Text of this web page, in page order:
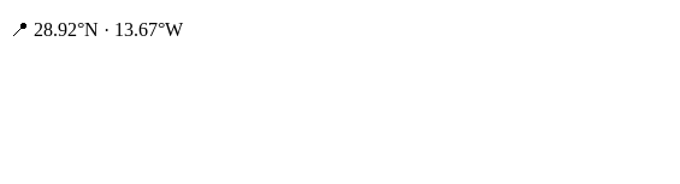
📍 28.92°N · 13.67°W